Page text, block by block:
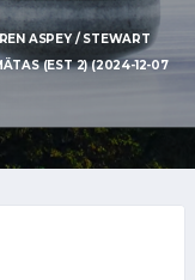
ASPEY / STEWART
(EST 2) (2024-12-07